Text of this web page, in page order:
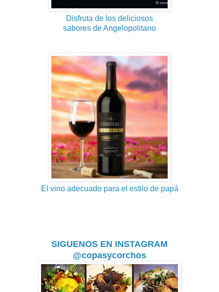
Disfruta de los deliciosos
sabores de Angelopolitano
El vino adecuado para el estilo de papá
SIGUENOS EN INSTAGRAM
@copasycorchos